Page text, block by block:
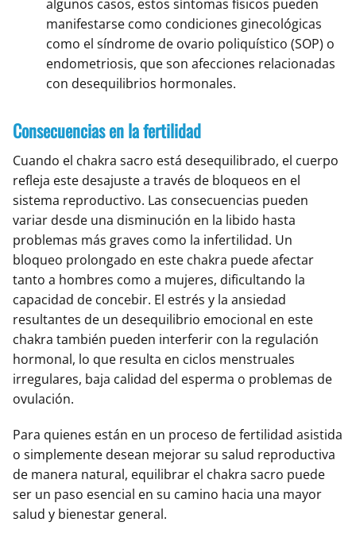
algunos casos, estos síntomas físicos pueden
manifestarse como condiciones ginecológicas
como el síndrome de ovario poliquístico (SOP) o
endometriosis, que son afecciones relacionadas
con desequilibrios hormonales.
Consecuencias en la fertilidad
Cuando el chakra sacro está desequilibrado, el cuerpo
refleja este desajuste a través de bloqueos en el
sistema reproductivo. Las consecuencias pueden
variar desde una disminución en la libido hasta
problemas más graves como la infertilidad. Un
bloqueo prolongado en este chakra puede afectar
tanto a hombres como a mujeres, dificultando la
capacidad de concebir. El estrés y la ansiedad
resultantes de un desequilibrio emocional en este
chakra también pueden interferir con la regulación
hormonal, lo que resulta en ciclos menstruales
irregulares, baja calidad del esperma o problemas de
ovulación.
Para quienes están en un proceso de fertilidad asistida
o simplemente desean mejorar su salud reproductiva
de manera natural, equilibrar el chakra sacro puede
ser un paso esencial en su camino hacia una mayor
salud y bienestar general.